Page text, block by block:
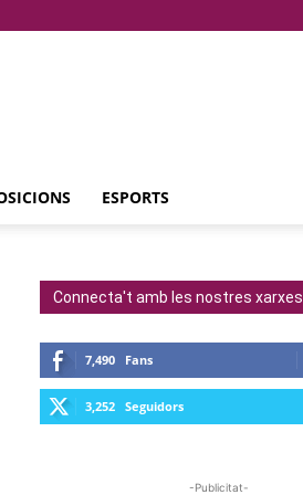
ESPORTS
Connecta't amb les nostres xarxes
7,490 Fans
3,252 Seguidors
-Publicitat-